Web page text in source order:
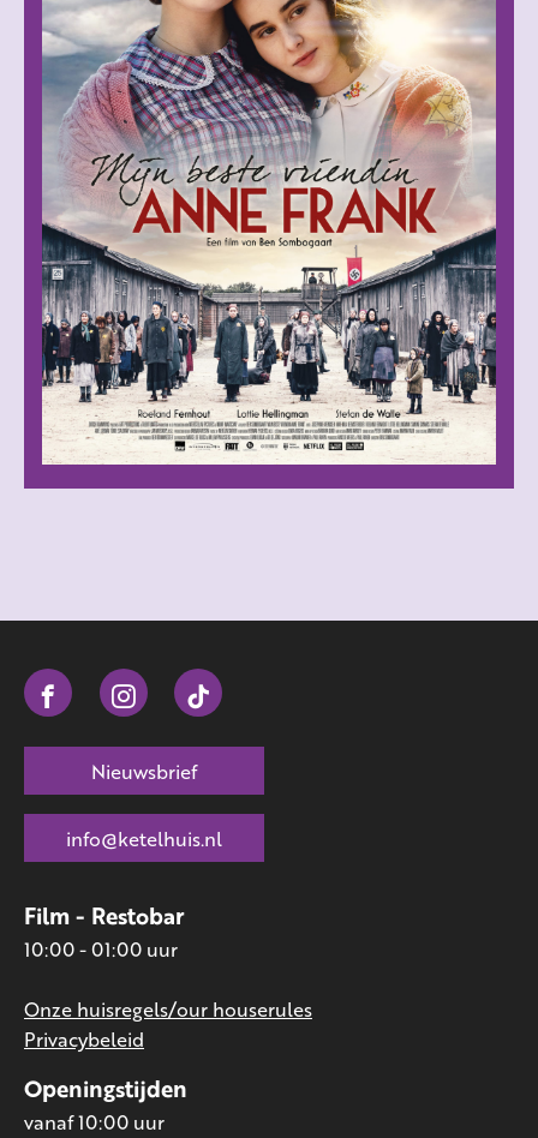
Openingstijden
vanaf 10:00 uur
Film - Restobar
10:00 - 01:00 uur
Onze huisregels/our houserules
Privacybeleid
Nieuwsbrief
info@ketelhuis.nl